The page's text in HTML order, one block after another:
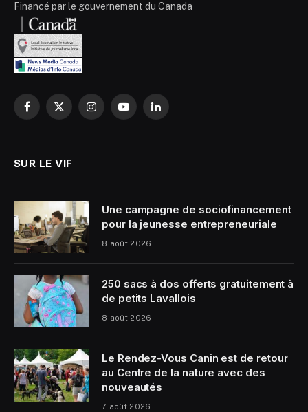
Financé par le gouvernement du Canada
Facebook
X
InstagramYouTubeLinkedIn
SUR LE VIF
Une campagne de sociofinancement
pour la jeunesse entrepreneuriale
8 août 2026
250 sacs à dos offerts gratuitement à
de petits Lavallois
8 août 2026
Le Rendez-Vous Canin est de retour
au Centre de la nature avec des
nouveautés
7 août 2026